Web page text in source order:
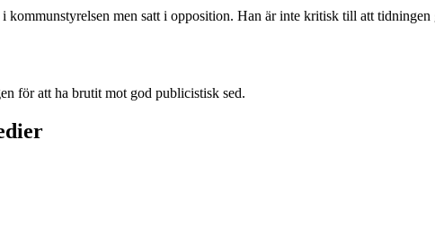
men satt i opposition. Han är inte kritisk till att
för att ha brutit mot god publicistisk sed.